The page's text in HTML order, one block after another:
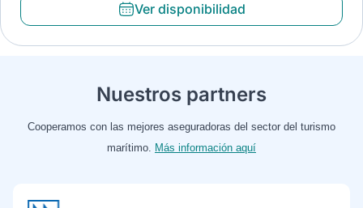
Ver disponibilidad
Nuestros partners
Cooperamos con las mejores aseguradoras del sector del turismo
marítimo. Más información aquí